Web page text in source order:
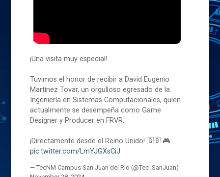
¡Una visita muy especial!
Tuvimos el honor de recibir a David Eugenio
Martínez Tovar, un orgulloso egresado de la
Ingeniería en Sistemas Computacionales, quien
actualmente se desempeña como Game
Designer y Producer en FRVR.
¡Directamente desde el Reino Unido! 🇬🇧 🎮
pic.twitter.com/LmYJGXsCiJ
— TecNM Campus San Juan del Río (@Tec_SanJuan)